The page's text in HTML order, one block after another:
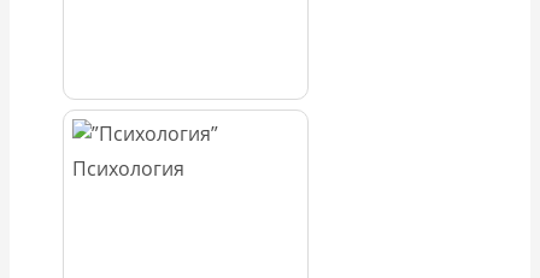
Психология